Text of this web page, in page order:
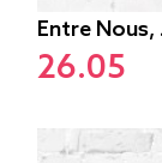
Entre Nous,
26.05